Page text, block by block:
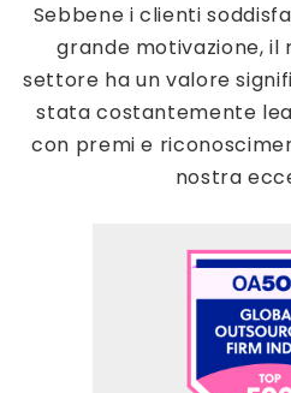
Sebbene i clienti
grande motivazione,
settore ha un valore
stata costantemente
con premi e
nostra